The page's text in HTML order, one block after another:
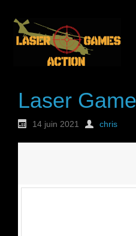
Laser
14 juin 2021 chris